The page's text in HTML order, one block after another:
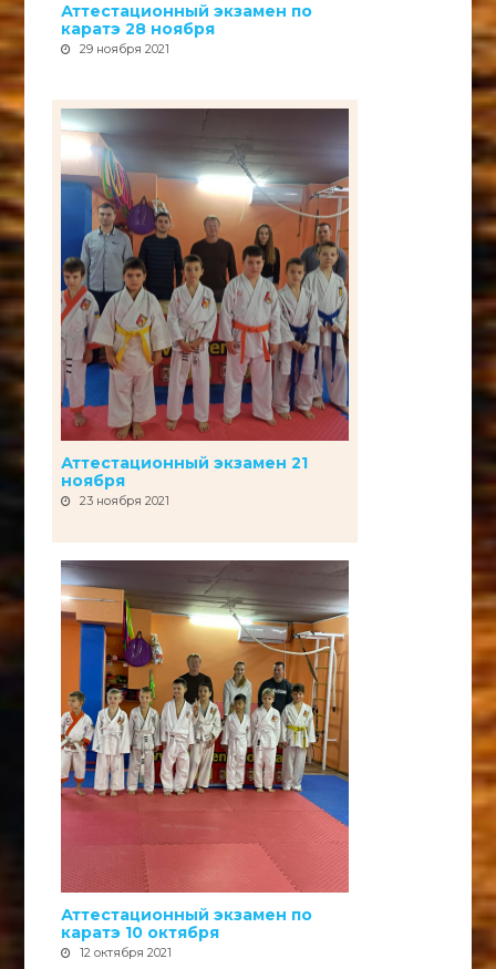
Аттестационный экзамен по
каратэ 28 ноября
29 ноября 2021
Аттестационный экзамен 21
ноября
23 ноября 2021
Аттестационный экзамен по
каратэ 10 октября
12 октября 2021